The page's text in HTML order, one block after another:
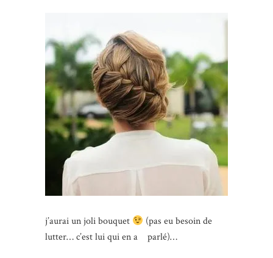
j’aurai un joli bouquet
(pas eu besoin de
lutter… c’est lui qui en a parlé)…